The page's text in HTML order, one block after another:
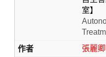
室】
張麗卿